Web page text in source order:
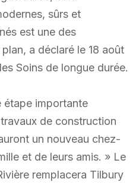
sûrs et
est une des
a déclaré le 18 août
Soins de longue durée.
étape importante
de construction
un nouveau chez-
et de leurs amis. » Le
remplacera Tilbury